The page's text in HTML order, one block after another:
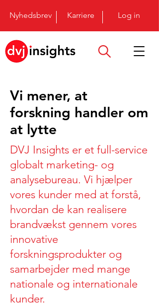
Nyhedsbrev Karriere Log in
Vi mener, at
forskning handler om
at lytte
DVJ Insights er et full-service
globalt marketing- og
analysebureau. Vi hjælper
vores kunder med at forstå,
hvordan de kan realisere
brandvækst gennem vores
innovative
forskningsprodukter og
samarbejder med mange
nationale og internationale
kunder.